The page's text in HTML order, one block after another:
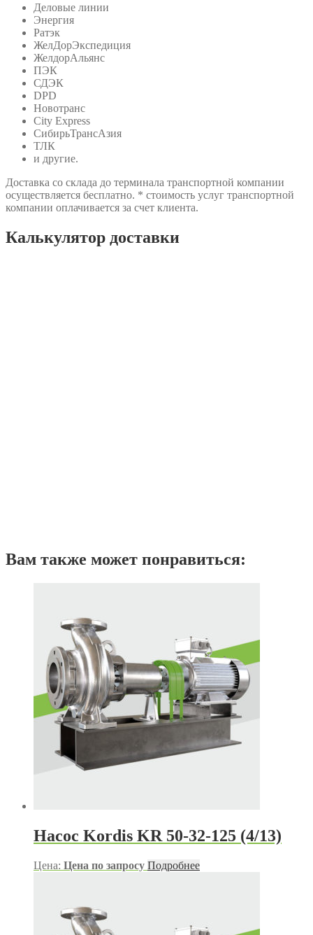
Деловые линии
Энергия
Ратэк
ЖелДорЭкспедиция
ЖелдорАльянс
ПЭК
СДЭК
DPD
Новотранс
City Express
СибирьТрансАзия
ТЛК
и другие.
Доставка со склада до терминала транспортной компании
осуществляется бесплатно. * стоимость услуг транспортной
компании оплачивается за счет клиента.
Калькулятор доставки
Вам также может понравиться:
Насос Kordis KR 50-32-125 (4/13)
Цена: Цена по запросу Подробнее